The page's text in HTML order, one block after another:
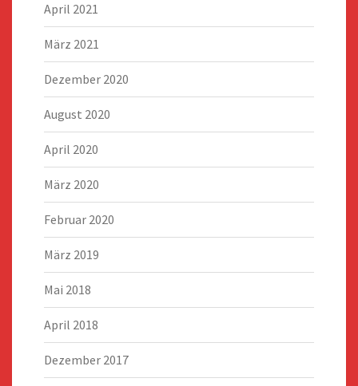
April 2021
März 2021
Dezember 2020
August 2020
April 2020
März 2020
Februar 2020
März 2019
Mai 2018
April 2018
Dezember 2017